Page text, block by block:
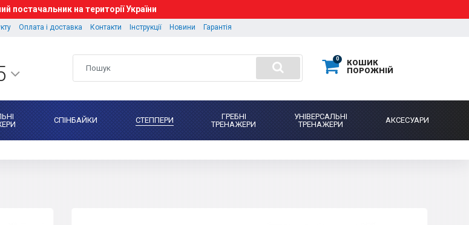
постачальник на території України
Оплата і доставка Контакти Інструкції Новини Гарантія
0
КОШИК
ПОРОЖНІЙ
СПІНБАЙКИ СТЕППЕРИ
ГРЕБНІ
ТРЕНАЖЕРИ
УНІВЕРСАЛЬНІ
ТРЕНАЖЕРИ
АКСЕСУАРИ